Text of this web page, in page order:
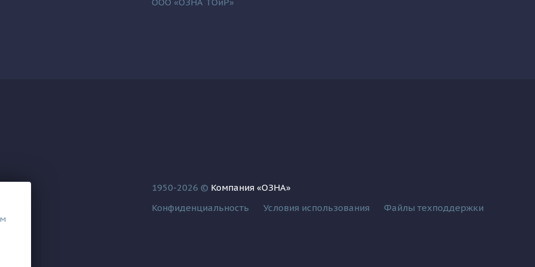
1950-2026 © Компания «ОЗНА»
Конфиденциальность
Условия использования Файлы техподдержки